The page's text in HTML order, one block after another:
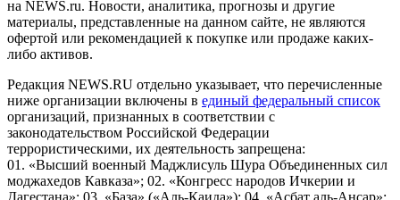
на NEWS.ru. Новости, аналитика, прогнозы и другие
материалы, представленные на данном сайте, не являются
офертой или рекомендацией к покупке или продаже каких-
либо активов.
Редакция NEWS.RU отдельно указывает, что перечисленные
ниже организации включены в единый федеральный список
организаций, признанных в соответствии с
законодательством Российской Федерации
террористическими, их деятельность запрещена:
01. «Высший военный Маджлисуль Шура Объединенных сил
моджахедов Кавказа»; 02. «Конгресс народов Ичкерии и
Дагестана»; 03. «База» («Аль-Каида»); 04. «Асбат аль-Ансар»;